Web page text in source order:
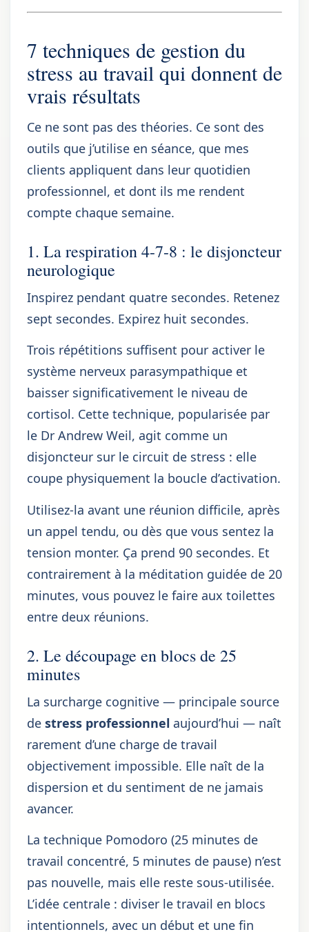
7 techniques de gestion du
stress au travail qui donnent de
vrais résultats
Ce ne sont pas des théories. Ce sont des
outils que j’utilise en séance, que mes
clients appliquent dans leur quotidien
professionnel, et dont ils me rendent
compte chaque semaine.
1. La respiration 4-7-8 : le disjoncteur
neurologique
Inspirez pendant quatre secondes. Retenez
sept secondes. Expirez huit secondes.
Trois répétitions suffisent pour activer le
système nerveux parasympathique et
baisser significativement le niveau de
cortisol. Cette technique, popularisée par
le Dr Andrew Weil, agit comme un
disjoncteur sur le circuit de stress : elle
coupe physiquement la boucle d’activation.
Utilisez-la avant une réunion difficile, après
un appel tendu, ou dès que vous sentez la
tension monter. Ça prend 90 secondes. Et
contrairement à la méditation guidée de 20
minutes, vous pouvez le faire aux toilettes
entre deux réunions.
2. Le découpage en blocs de 25
minutes
La surcharge cognitive — principale source
de stress professionnel aujourd’hui — naît
rarement d’une charge de travail
objectivement impossible. Elle naît de la
dispersion et du sentiment de ne jamais
avancer.
La technique Pomodoro (25 minutes de
travail concentré, 5 minutes de pause) n’est
pas nouvelle, mais elle reste sous-utilisée.
L’idée centrale : diviser le travail en blocs
intentionnels, avec un début et une fin